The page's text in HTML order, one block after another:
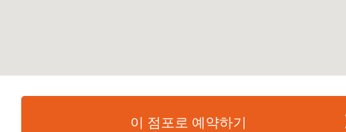
이 점포로 예약하기